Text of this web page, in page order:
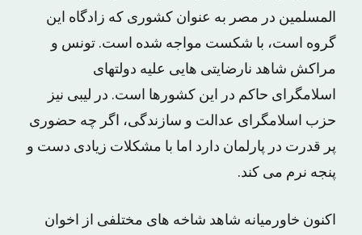
المسلمین در مصر به عنوان کشورى که زادگاه این
گروه است، با شکست مواجه شده است. تونس و
مراکش شاهد نارضایتى هایی علیه دولتهاى
اسلامگراى حاکم در این کشورها است. در لیبى نیز
حزب اسلامگراى عدالت و سازندگى، اگر چه حضوری
پر قدرت در پارلمان دارد اما با مشکلات زیادى دست و
پنجه نرم مى کند.
اکنون خاورمیانه شاهد شاخه هاى مختلفى از اخوان